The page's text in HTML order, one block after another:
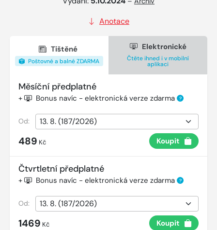
Anotace
Tištěné
Poštovné a balné ZDARMA
Elektronické
Čtěte ihned i v mobilní
aplikaci
Měsíční předplatné
+ Bonus navíc - elektronická verze zdarma ?
Od:
489 Kč Koupit
Čtvrtletní předplatné
+ Bonus navíc - elektronická verze zdarma ?
Od:
1469 Kč Koupit